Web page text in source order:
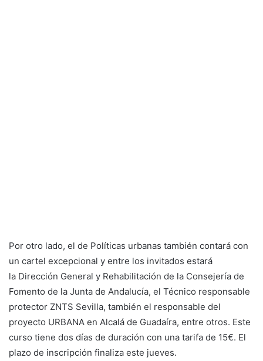
Por otro lado, el de Políticas urbanas también contará con
un cartel excepcional y entre los invitados estará
la Dirección General y Rehabilitación de la Consejería de
Fomento de la Junta de Andalucía, el Técnico responsable
protector ZNTS Sevilla, también el responsable del
proyecto URBANA en Alcalá de Guadaíra, entre otros. Este
curso tiene dos días de duración con una tarifa de 15€. El
plazo de inscripción finaliza este jueves.